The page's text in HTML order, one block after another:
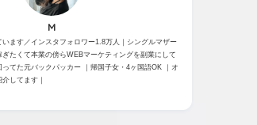
M
います／インスタフォロワー1.8万人｜シングルマザー
たくて本業の傍らWEBマーケティングを副業にして
てた元バックパッカー ｜帰国子女・4ヶ国語OK ｜オ
してます｜